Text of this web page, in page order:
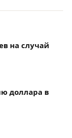
на случай
доллара в